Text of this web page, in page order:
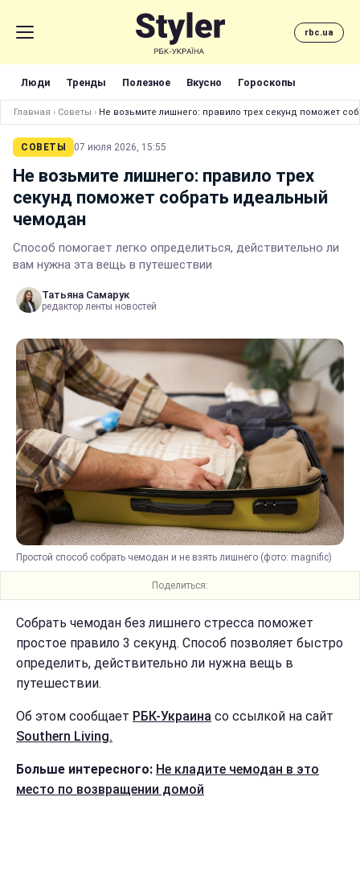
rbc.ua
Люди Тренды Полезное Вкусно Гороскопы
Главная › Советы › Не возьмите лишнего: правило трех секунд поможет
СОВЕТЫ 07 июля 2026, 15:55
Не возьмите лишнего: правило трех
секунд поможет собрать идеальный
чемодан
Способ помогает легко определиться, действительно ли
вам нужна эта вещь в путешествии
Татьяна Самарук
редактор ленты новостей
Простой способ собрать чемодан и не взять лишнего (фото: magnific)
Поделиться:
Собрать чемодан без лишнего стресса поможет
простое правило 3 секунд. Способ позволяет быстро
определить, действительно ли нужна вещь в
путешествии.
Об этом сообщает РБК-Украина со ссылкой на сайт
Southern Living.
Больше интересного: Не кладите чемодан в это
место по возвращении домой